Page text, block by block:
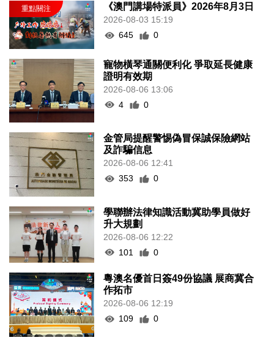
《澳門講場特派員》2026年8月3日
2026-08-03 15:19
645
0
寵物橫琴通關便利化 爭取延長健康
證明有效期
2026-08-06 13:06
4
0
金管局提醒警惕偽冒保誠保險網站
及詐騙信息
2026-08-06 12:41
353
0
學聯辦法律知識活動冀助學員做好
升大規劃
2026-08-06 12:22
101
0
粵澳名優首日簽49份協議 展商冀合
作拓市
2026-08-06 12:19
109
0